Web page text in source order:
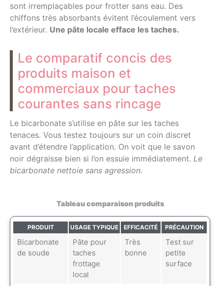
sont irremplaçables pour frotter sans eau. Des
chiffons très absorbants évitent l’écoulement vers
l’extérieur. Une pâte locale efface les taches.
Le comparatif concis des
produits maison et
commerciaux pour taches
courantes sans rincage
Le bicarbonate s’utilise en pâte sur les taches
tenaces. Vous testez toujours sur un coin discret
avant d’étendre l’application. On voit que le savon
noir dégraisse bien si l’on essuie immédiatement. Le
bicarbonate nettoie sans agression.
Tableau comparaison produits
PRODUIT USAGE TYPIQUE EFFICACITÉ PRÉCAUTION
Bicarbonate
de soude
Pâte pour
taches
frottage
local
Très
bonne
Test sur
petite
surface